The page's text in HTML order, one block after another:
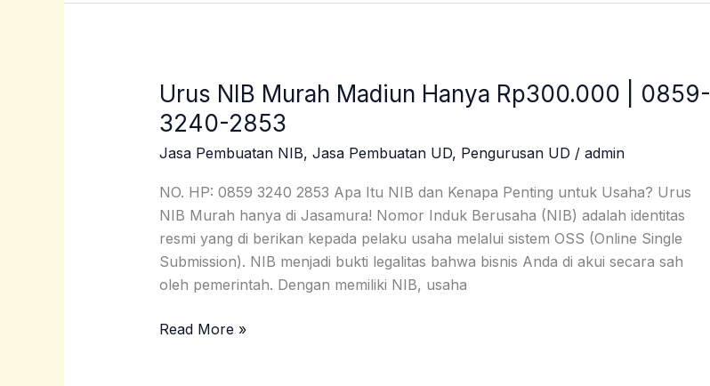
Urus NIB Murah Madiun Hanya Rp300.000 | 0859-
3240-2853
Jasa Pembuatan NIB, Jasa Pembuatan UD, Pengurusan UD / admin
NO. HP: 0859 3240 2853 Apa Itu NIB dan Kenapa Penting untuk Usaha? Urus
NIB Murah hanya di Jasamura! Nomor Induk Berusaha (NIB) adalah identitas
resmi yang di berikan kepada pelaku usaha melalui sistem OSS (Online Single
Submission). NIB menjadi bukti legalitas bahwa bisnis Anda di akui secara sah
oleh pemerintah. Dengan memiliki NIB, usaha
Urus
NIB
Murah
Madiun
Hanya
Rp300.000
0859-
3240-
Read More »